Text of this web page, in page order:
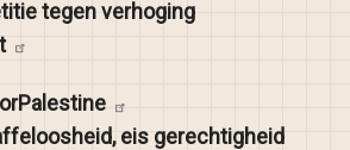
tegen verhoging
eis gerechtigheid